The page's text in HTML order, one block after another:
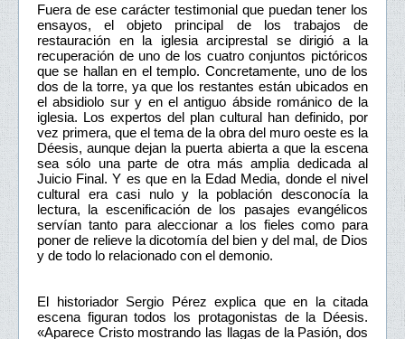
Fuera de ese carácter testimonial que puedan tener los
ensayos, el objeto principal de los trabajos de
restauración en la iglesia arciprestal se dirigió a la
recuperación de uno de los cuatro conjuntos pictóricos
que se hallan en el templo. Concretamente, uno de los
dos de la torre, ya que los restantes están ubicados en
el absidiolo sur y en el antiguo ábside románico de la
iglesia. Los expertos del plan cultural han definido, por
vez primera, que el tema de la obra del muro oeste es la
Déesis, aunque dejan la puerta abierta a que la escena
sea sólo una parte de otra más amplia dedicada al
Juicio Final. Y es que en la Edad Media, donde el nivel
cultural era casi nulo y la población desconocía la
lectura, la escenificación de los pasajes evangélicos
servían tanto para aleccionar a los fieles como para
poner de relieve la dicotomía del bien y del mal, de Dios
y de todo lo relacionado con el demonio.
El historiador Sergio Pérez explica que en la citada
escena figuran todos los protagonistas de la Déesis.
«Aparece Cristo mostrando las llagas de la Pasión, dos